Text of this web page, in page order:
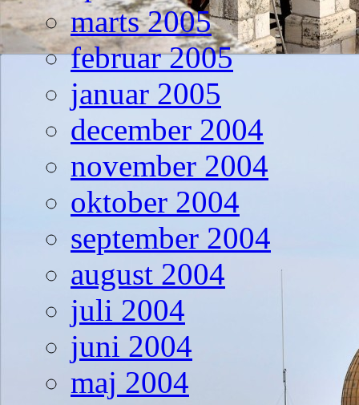
marts 2005
februar 2005
januar 2005
december 2004
november 2004
oktober 2004
september 2004
august 2004
juli 2004
juni 2004
maj 2004